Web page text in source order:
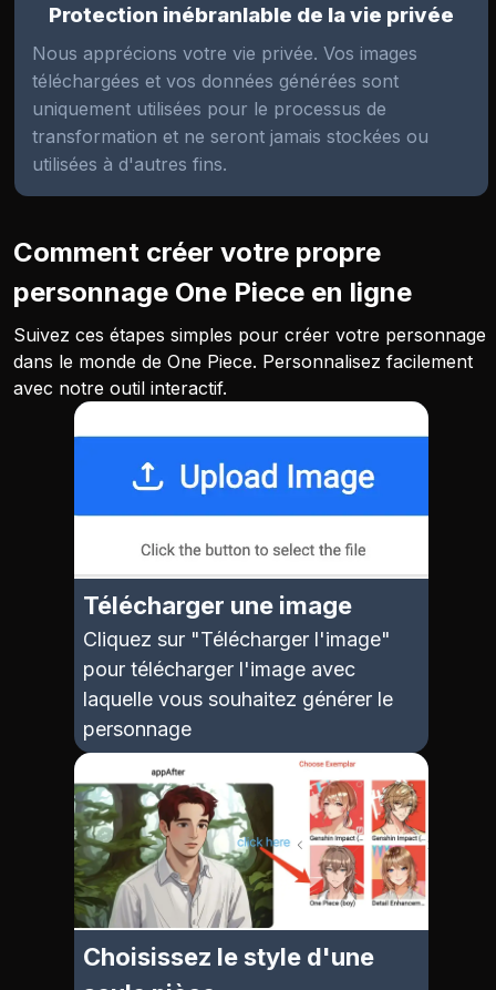
Protection inébranlable de la vie privée
Nous apprécions votre vie privée. Vos images
téléchargées et vos données générées sont
uniquement utilisées pour le processus de
transformation et ne seront jamais stockées ou
utilisées à d'autres fins.
Comment créer votre propre
personnage One Piece en ligne
Suivez ces étapes simples pour créer votre personnage
dans le monde de One Piece. Personnalisez facilement
avec notre outil interactif.
Télécharger une image
Cliquez sur "Télécharger l'image"
pour télécharger l'image avec
laquelle vous souhaitez générer le
personnage
Choisissez le style d'une